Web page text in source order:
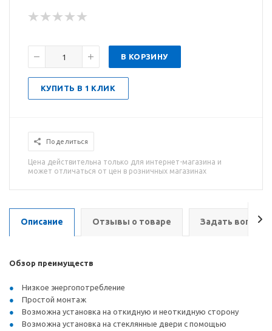
В КОРЗИНУ
КУПИТЬ В 1 КЛИК
Поделиться
Цена действительна только для интернет-магазина и
может отличаться от цен в розничных магазинах
Описание Отзывы о товаре Задать вопрос
Обзор преимуществ
Низкое энергопотребление
Простой монтаж
Возможна установка на откидную и неоткидную сторону
Возможна установка на стеклянные двери с помощью